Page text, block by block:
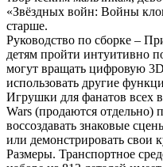
«Звёздных войн: Войны
старше.
Руководство по сборке –
детям пройти интуитивно
могут вращать цифровую
использовать другие
Игрушки для фанатов всех
Wars (продаются отдельно)
воссоздавать знаковые
или демонстрировать свои
Размеры. Транспортное